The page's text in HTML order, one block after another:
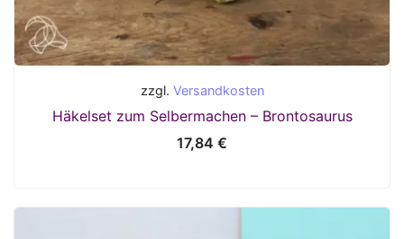
zzgl. Versandkosten
Häkelset zum Selbermachen – Brontosaurus
17,84 €